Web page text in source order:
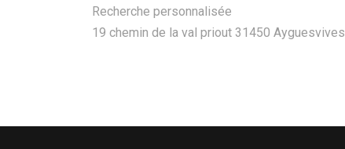
Recherche personnalisée
19 chemin de la val priout 31450 Ayguesvives